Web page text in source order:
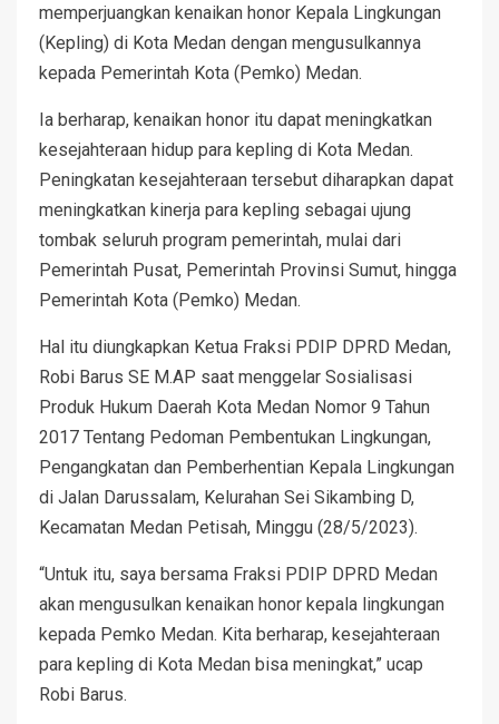
memperjuangkan kenaikan honor Kepala Lingkungan
(Kepling) di Kota Medan dengan mengusulkannya
kepada Pemerintah Kota (Pemko) Medan.
Ia berharap, kenaikan honor itu dapat meningkatkan
kesejahteraan hidup para kepling di Kota Medan.
Peningkatan kesejahteraan tersebut diharapkan dapat
meningkatkan kinerja para kepling sebagai ujung
tombak seluruh program pemerintah, mulai dari
Pemerintah Pusat, Pemerintah Provinsi Sumut, hingga
Pemerintah Kota (Pemko) Medan.
Hal itu diungkapkan Ketua Fraksi PDIP DPRD Medan,
Robi Barus SE M.AP saat menggelar Sosialisasi
Produk Hukum Daerah Kota Medan Nomor 9 Tahun
2017 Tentang Pedoman Pembentukan Lingkungan,
Pengangkatan dan Pemberhentian Kepala Lingkungan
di Jalan Darussalam, Kelurahan Sei Sikambing D,
Kecamatan Medan Petisah, Minggu (28/5/2023).
“Untuk itu, saya bersama Fraksi PDIP DPRD Medan
akan mengusulkan kenaikan honor kepala lingkungan
kepada Pemko Medan. Kita berharap, kesejahteraan
para kepling di Kota Medan bisa meningkat,” ucap
Robi Barus.